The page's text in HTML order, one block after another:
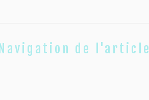
Navigation de l'article